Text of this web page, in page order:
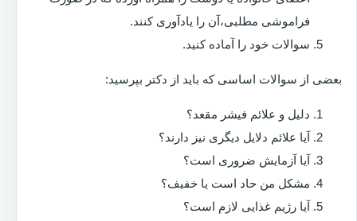
فراموشی مطلبی،آن را یادآوری کنند.
سوالات خود را آماده کنید.
بعضی از سوالات اساسی که باید از دکتر بپرسید:
دلیل و علائم فیشر مقعد؟
آیا علائم دلایل دیگری نیز دارند؟
آیا آزمایش ضروری است؟
مشکل من حاد است یا خفیف؟
آیا رژیم غذایی لازم است؟